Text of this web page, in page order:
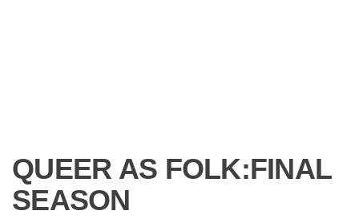
QUEER AS FOLK:FINAL
SEASON